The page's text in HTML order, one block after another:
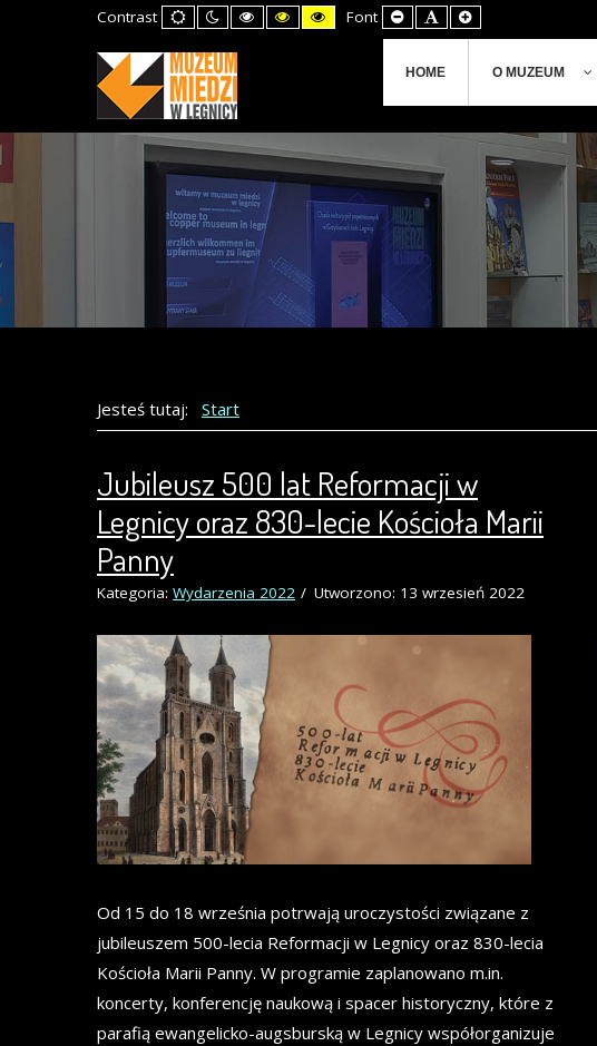
Contrast Default
mode
Night
mode
High
Contrast
High
Contrast
High
Contrast
Font Set
Smaller
Font
Set
Default
Font
Set
Larger
Font
HOME O MUZEUM
Jesteś tutaj: Start
Jubileusz 500 lat Reformacji w
Legnicy oraz 830-lecie Kościoła Marii
Panny
Kategoria: Wydarzenia 2022 Utworzono: 13 wrzesień 2022
Od 15 do 18 września potrwają uroczystości związane z
jubileuszem 500-lecia Reformacji w Legnicy oraz 830-lecia
Kościoła Marii Panny. W programie zaplanowano m.in.
koncerty, konferencję naukową i spacer historyczny, które z
parafią ewangelicko-augsburską w Legnicy współorganizuje